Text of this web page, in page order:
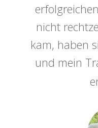
nicht
kam, haben
und mein